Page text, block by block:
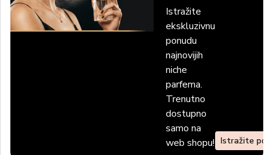
Istražite
ekskluzivnu
ponudu
najnovijih
niche
parfema.
Trenutno
dostupno
samo na
web shopu! Istražite